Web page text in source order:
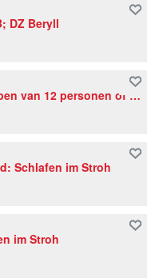
DZ Beryll
Strohhotel-Senn (groepen van 12 personen of meer)
Schlafen im Stroh
im Stroh